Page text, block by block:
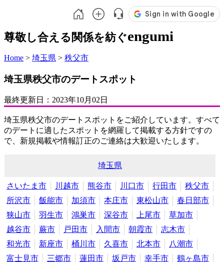
尊敬し合える関係を紡ぐengumi
Home > 埼玉県 > 秩父市
埼玉県秩父市のデートスポット
最終更新日： 2023年10月02日
埼玉県秩父市のデートスポットをご紹介しています。すべて
のデートに適したスポットを網羅して掲載する方針ですの
で、新規掲載や情報訂正のご連絡は大歓迎いたします。
埼玉県
さいたま市 川越市 熊谷市 川口市 行田市
秩父市
所沢市
飯能市 加須市 本庄市 東松山市
春日部市
狭山市
羽生市 鴻巣市 深谷市 上尾市
草加市
越谷市
蕨市 戸田市 入間市 朝霞市
志木市
和光市
新座市 桶川市 久喜市 北本市
八潮市
富士見市
三郷市 蓮田市 坂戸市 幸手市
鶴ヶ島市